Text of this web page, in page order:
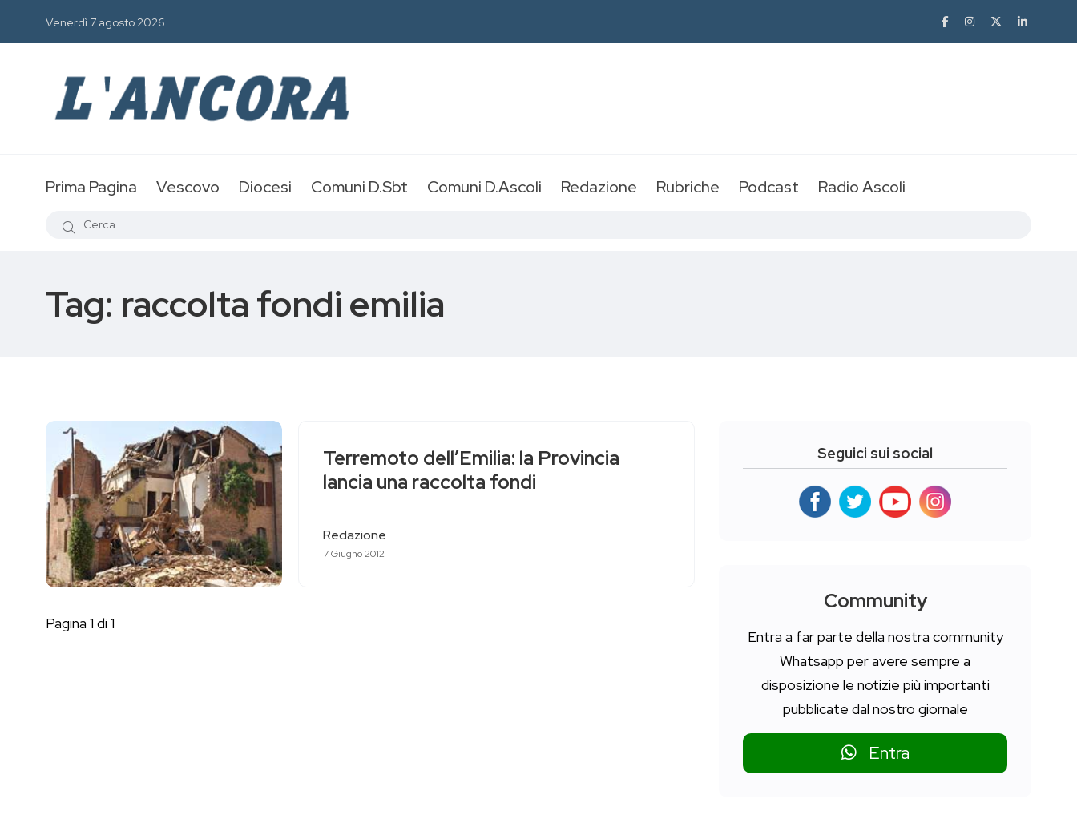
Venerdì 7 agosto 2026
Prima Pagina Vescovo Diocesi Comuni D.Sbt Comuni D.Ascoli Redazione Rubriche Podcast Radio Ascoli
Tag: raccolta fondi emilia
Terremoto dell’Emilia: la Provincia
lancia una raccolta fondi
Redazione
7 Giugno 2012
Pagina 1 di 1
Seguici sui social
Community
Entra a far parte della nostra community
Whatsapp per avere sempre a
disposizione le notizie più importanti
pubblicate dal nostro giornale
Entra